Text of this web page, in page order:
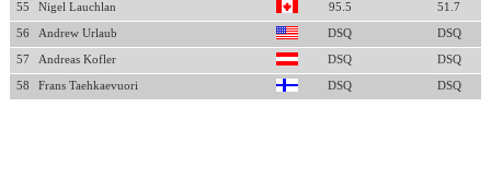
55 Nigel Lauchlan 95.5 51.7
56 Andrew Urlaub DSQ DSQ
57 Andreas Kofler DSQ DSQ
58 Frans Taehkaevuori DSQ DSQ